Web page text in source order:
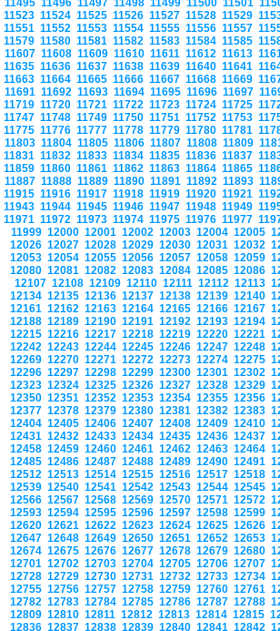
11495 11496 11497 11498 11499 11500 11501
11523 11524 11525 11526 11527 11528 11529
11551 11552 11553 11554 11555 11556 11557
11579 11580 11581 11582 11583 11584 11585
11607 11608 11609 11610 11611 11612 11613
11635 11636 11637 11638 11639 11640 11641
11663 11664 11665 11666 11667 11668 11669
11691 11692 11693 11694 11695 11696 11697
11719 11720 11721 11722 11723 11724 11725
11747 11748 11749 11750 11751 11752 11753
11775 11776 11777 11778 11779 11780 11781
11803 11804 11805 11806 11807 11808 11809
11831 11832 11833 11834 11835 11836 11837
11859 11860 11861 11862 11863 11864 11865
11887 11888 11889 11890 11891 11892 11893
11915 11916 11917 11918 11919 11920 11921
11943 11944 11945 11946 11947 11948 11949
11971 11972 11973 11974 11975 11976 11977
11999 12000 12001 12002 12003 12004 12005
12026 12027 12028 12029 12030 12031 12032
12053 12054 12055 12056 12057 12058 12059
12080 12081 12082 12083 12084 12085 12086
12107 12108 12109 12110 12111 12112 12113
12134 12135 12136 12137 12138 12139 12140
12161 12162 12163 12164 12165 12166 12167
12188 12189 12190 12191 12192 12193 12194
12215 12216 12217 12218 12219 12220 12221
12242 12243 12244 12245 12246 12247 12248
12269 12270 12271 12272 12273 12274 12275
12296 12297 12298 12299 12300 12301 12302
12323 12324 12325 12326 12327 12328 12329
12350 12351 12352 12353 12354 12355 12356
12377 12378 12379 12380 12381 12382 12383
12404 12405 12406 12407 12408 12409 12410
12431 12432 12433 12434 12435 12436 12437
12458 12459 12460 12461 12462 12463 12464
12485 12486 12487 12488 12489 12490 12491
12512 12513 12514 12515 12516 12517 12518
12539 12540 12541 12542 12543 12544 12545
12566 12567 12568 12569 12570 12571 12572
12593 12594 12595 12596 12597 12598 12599
12620 12621 12622 12623 12624 12625 12626
12647 12648 12649 12650 12651 12652 12653
12674 12675 12676 12677 12678 12679 12680
12701 12702 12703 12704 12705 12706 12707
12728 12729 12730 12731 12732 12733 12734
12755 12756 12757 12758 12759 12760 12761
12782 12783 12784 12785 12786 12787 12788
12809 12810 12811 12812 12813 12814 12815
12836 12837 12838 12839 12840 12841 12842